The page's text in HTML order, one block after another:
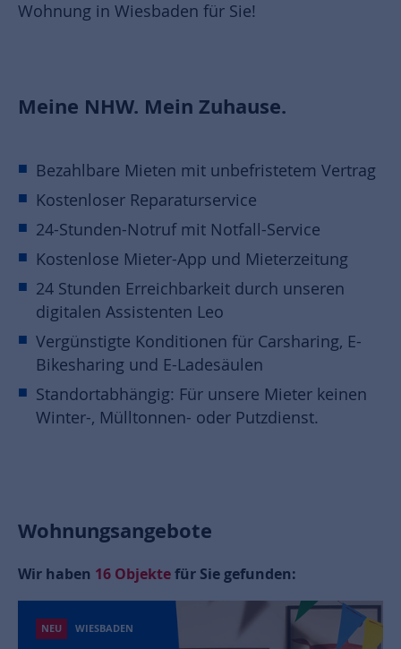
Wohnung in Wiesbaden für Sie!
Meine NHW. Mein Zuhause.
Bezahlbare Mieten mit unbefristetem Vertrag
Kostenloser Reparaturservice
24-Stunden-Notruf mit Notfall-Service
Kostenlose Mieter-App und Mieterzeitung
24 Stunden Erreichbarkeit durch unseren
digitalen Assistenten Leo
Vergünstigte Konditionen für Carsharing, E-
Bikesharing und E-Ladesäulen
Standortabhängig: Für unsere Mieter keinen
Winter-, Mülltonnen- oder Putzdienst.
Wohnungsangebote
Wir haben 16 Objektefür Sie gefunden:
NEU WIESBADEN